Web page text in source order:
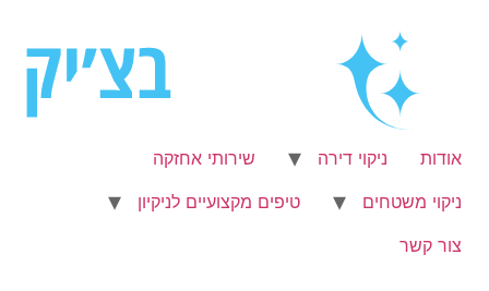
אודות ניקוי דירה
שירותי אחזקה
ניקוי משטחים
טיפים מקצועיים לניקיון
צור קשר